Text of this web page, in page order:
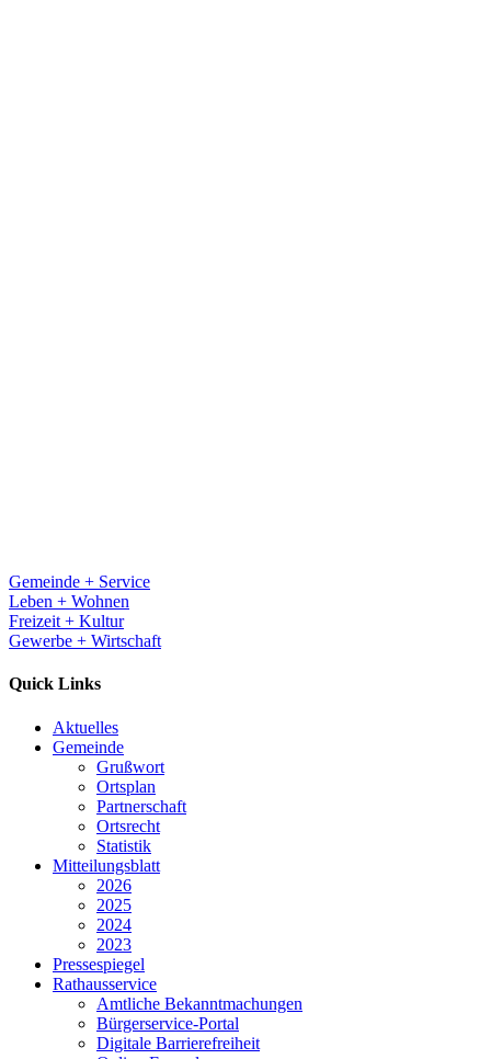
Gemeinde + Service
Leben + Wohnen
Freizeit + Kultur
Gewerbe + Wirtschaft
Quick Links
Aktuelles
Gemeinde
Grußwort
Ortsplan
Partnerschaft
Ortsrecht
Statistik
Mitteilungsblatt
2026
2025
2024
2023
Pressespiegel
Rathausservice
Amtliche Bekanntmachungen
Bürgerservice-Portal
Digitale Barrierefreiheit